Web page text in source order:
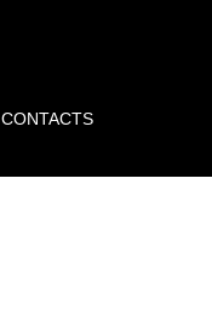
CONTACTS